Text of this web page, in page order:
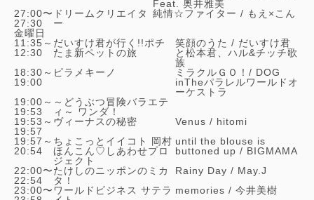
Feat. 奥井雅美
27:00〜
27:30
ドリームクリエイタ
ー
純情☆ファイター / もえ×こん
金曜日
11:35～
12:30
だいすけ君が行く!!ポチ
たま新ペットの旅
笑顔のうた / だいすけ君
と松本君、ハル&チッチ歌
族
18:30～
19:00
ピラメキーノ ミラクルＧＯ！/ DOG
inTheパラレルワールドオ
ーケストラ
19:00～
19:53
～どうぶつ冒険バラエテ
ィ～ ワンダ！
19:53～
19:57
ヴィーナスの秘密 Venus / hitomi
19:57～
20:54
ちょこっとイイコト 岡村
ほんこん♡しあわせプロ
ジェクト
until the blouse is
buttoned up / BIGMAMA
22:00〜
22:54
たけしのニッポンのミカ
タ！
Rainy Day / May.J
23:00〜 ワールドビジネス サテラ memories / 今井美樹